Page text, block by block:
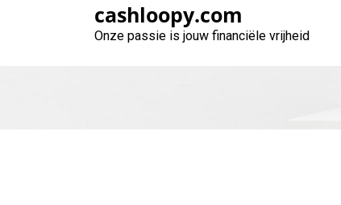
cashloopy.com
Onze passie is jouw financiële vrijheid